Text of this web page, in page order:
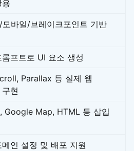
바일/브레이크포인트 기반
프트로 UI 요소 생성
Parallax 등 실제 웹
현
Google Map, HTML 등 삽입
인 설정 및 배포 지원